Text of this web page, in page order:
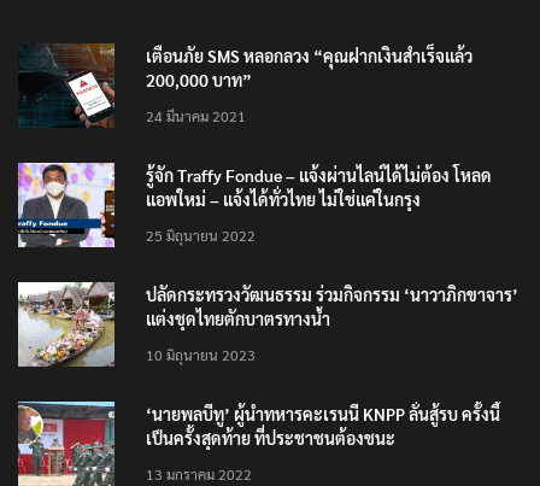
เตือนภัย SMS หลอกลวง “คุณฝากเงินสำเร็จแล้ว
200,000 บาท”
24 มีนาคม 2021
รู้จัก Traffy Fondue – แจ้งผ่านไลน์ได้ไม่ต้อง โหลด
แอพใหม่ – แจ้งได้ทั่วไทย ไม่ใช่แค่ในกรุง
25 มิถุนายน 2022
ปลัดกระทรวงวัฒนธรรม ร่วมกิจกรรม ‘นาวาภิกขาจาร’
แต่งชุดไทยตักบาตรทางน้ำ
10 มิถุนายน 2023
‘นายพลบีทู’ ผู้นำทหารคะเรนนี KNPP ลั่นสู้รบ ครั้งนี้
เป็นครั้งสุดท้าย ที่ประชาชนต้องชนะ
13 มกราคม 2022